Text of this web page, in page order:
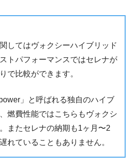
してはヴォクシーハイブリッド
トパフォーマンスではセレナが
で比較ができます。
」と呼ばれる独自のハイブ
燃費性能ではこちらもヴォクシ
またセレナの納期も1ヶ月〜2
れていることもありません。